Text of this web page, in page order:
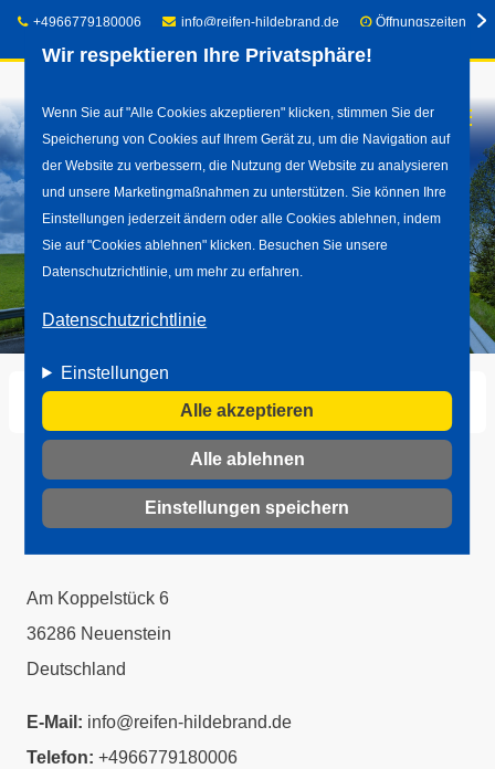
Wir respektieren Ihre Privatsphäre!
Wenn Sie auf "Alle Cookies akzeptieren" klicken, stimmen Sie der
Speicherung von Cookies auf Ihrem Gerät zu, um die Navigation auf
der Website zu verbessern, die Nutzung der Website zu analysieren
und unsere Marketingmaßnahmen zu unterstützen. Sie können Ihre
Einstellungen jederzeit ändern oder alle Cookies ablehnen, indem
Sie auf "Cookies ablehnen" klicken. Besuchen Sie unsere
Datenschutzrichtlinie, um mehr zu erfahren.
Datenschutzrichtlinie
Einstellungen
Alle akzeptieren
Alle ablehnen
Einstellungen speichern
Direkt
zum
Inhalt
Telefon:
+4966779180006 E-Mail:info@reifen-hildebrand.de Öffnungszeiten
☰
Startseite Impressum
Impressum
Johann Hildebrand
Am Koppelstück 6
36286 Neuenstein
Deutschland
E-Mail: info@reifen-hildebrand.de
Telefon: +4966779180006